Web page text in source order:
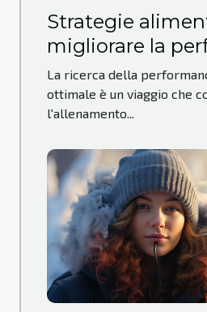
Strategie
migliorare la
sportiva e la
La ricerca della
ottimale è un viaggio che
l'allenamento...